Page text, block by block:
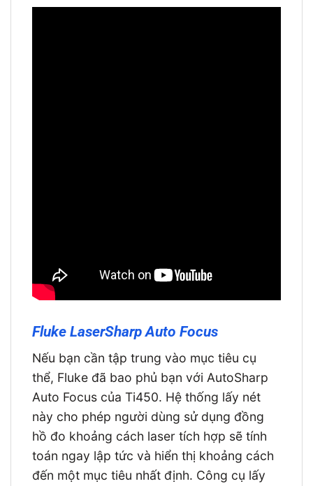
Fluke LaserSharp Auto Focus
Nếu bạn cần tập trung vào mục tiêu cụ
thể, Fluke đã bao phủ bạn với AutoSharp
Auto Focus của Ti450. Hệ thống lấy nét
này cho phép người dùng sử dụng đồng
hồ đo khoảng cách laser tích hợp sẽ tính
toán ngay lập tức và hiển thị khoảng cách
đến một mục tiêu nhất định. Công cụ lấy